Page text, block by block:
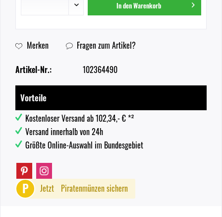
In denWarenkorb
Merken Fragen zum Artikel?
Artikel-Nr.: 102364490
Vorteile
Kostenloser Versand ab 102,34,- € *²
Versand innerhalb von 24h
Größte Online-Auswahl im Bundesgebiet
P Jetzt Piratenmünzen sichern